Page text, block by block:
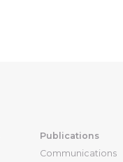
Publications
Communications